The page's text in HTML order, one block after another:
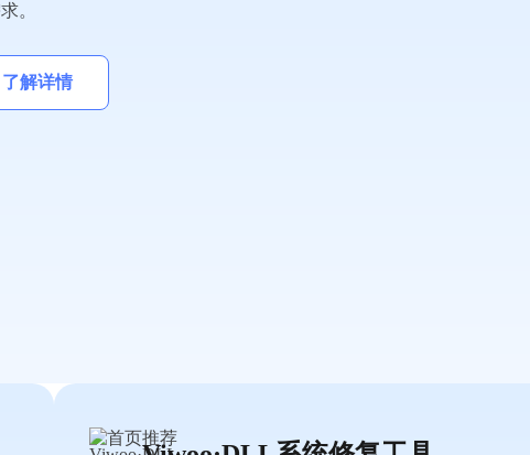
。
了解详情